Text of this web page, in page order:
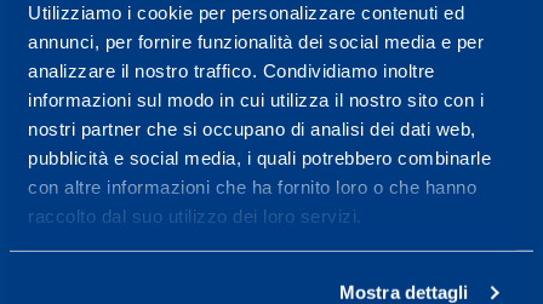
Utilizziamo i cookie per personalizzare contenuti ed
annunci, per fornire funzionalità dei social media e per
analizzare il nostro traffico. Condividiamo inoltre
informazioni sul modo in cui utilizza il nostro sito con i
nostri partner che si occupano di analisi dei dati web,
pubblicità e social media, i quali potrebbero combinarle
con altre informazioni che ha fornito loro o che hanno
raccolto dal suo utilizzo dei loro servizi.
Mostra dettagli
Centro servizi per l'alta
prestazione ed il
wellness.
Maggiori informazioni
Servizi